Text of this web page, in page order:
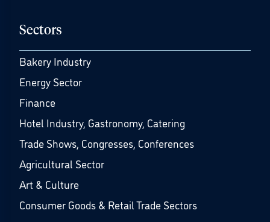
Sectors
Bakery Industry
Energy Sector
Finance
Hotel Industry, Gastronomy, Catering
Trade Shows, Congresses, Conferences
Agricultural Sector
Art & Culture
Consumer Goods & Retail Trade Sectors